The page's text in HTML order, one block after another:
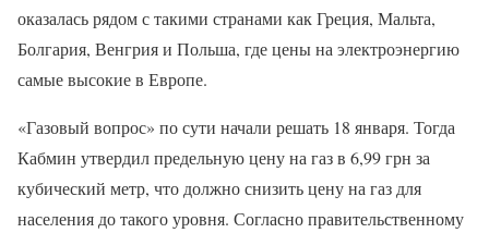
оказалась рядом с такими странами как Греция, Мальта,
Болгария, Венгрия и Польша, где цены на электроэнергию
самые высокие в Европе.
«Газовый вопрос» по сути начали решать 18 января. Тогда
Кабмин утвердил предельную цену на газ в 6,99 грн за
кубический метр, что должно снизить цену на газ для
населения до такого уровня. Согласно правительственному